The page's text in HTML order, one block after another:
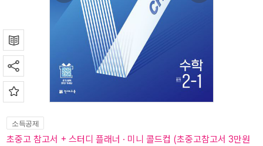
소득공제
초중고 참고서 + 스터디 플래너 · 미니 콜드컵 (초중고참고서 3만원